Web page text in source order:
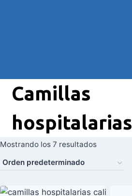
Camillas
hospitalarias
Mostrando los 7 resultados